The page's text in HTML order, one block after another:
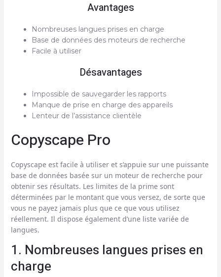
Avantages
Nombreuses langues prises en charge
Base de données des moteurs de recherche
Facile à utiliser
Désavantages
Impossible de sauvegarder les rapports
Manque de prise en charge des appareils
Lenteur de l’assistance clientèle
Copyscape Pro
Copyscape est facile à utiliser et s’appuie sur une puissante
base de données basée sur un moteur de recherche pour
obtenir ses résultats. Les limites de la prime sont
déterminées par le montant que vous versez, de sorte que
vous ne payez jamais plus que ce que vous utilisez
réellement. Il dispose également d’une liste variée de
langues.
1. Nombreuses langues prises en
charge